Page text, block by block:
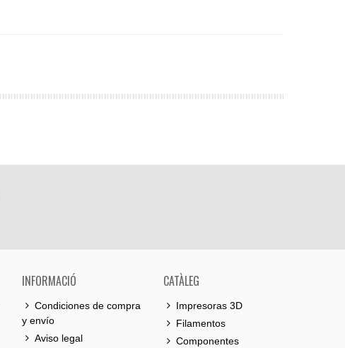
INFORMACIÓ
Condiciones de compra
y envío
Aviso legal
CATÀLEG
Impresoras 3D
Filamentos
Componentes